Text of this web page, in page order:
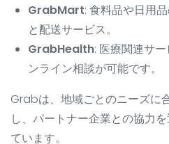
GrabMart: 食料品や日用
と配送サービス。
GrabHealth: 医療関連サ
ンライン相談が可能です。
Grabは、地域ごとのニーズに
し、パートナー企業との協力
ています。